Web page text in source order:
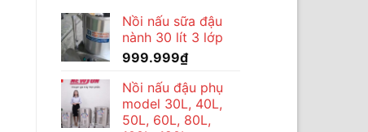
Nồi nấu sữa đậu
nành 30 lít 3 lớp
999.999₫
Nồi nấu đậu phụ
model 30L, 40L,
50L, 60L, 80L,